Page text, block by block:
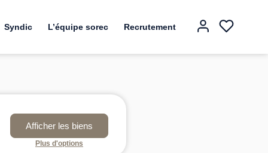
Syndic L’équipe sorec Recrutement
Plus d'options